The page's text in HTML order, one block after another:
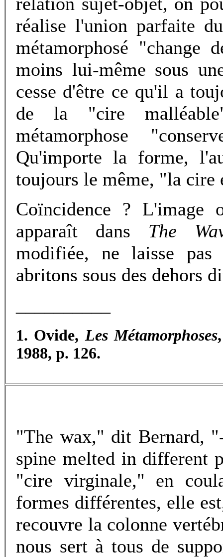
réalise l'union parfaite
métamorphosé "change
moins lui-même sous
cesse d'être ce qu'il a
de la "cire
métamorphose
Qu'importe la forme,
toujours le même, "la cire
Coïncidence ? L'image
apparaît dans The
modifiée, ne laisse
abritons sous des dehors
1. Ovide, Les Métamorphoses
1988, p. 126.
"The wax," dit Bernard,
spine melted in different
"cire virginale," en
formes différentes, elle
recouvre la colonne
nous sert à tous de